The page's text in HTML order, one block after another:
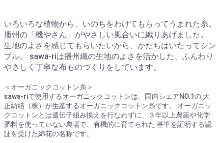
いろいろな植物から、いのちをわけてもらってうまれた糸。
播州の「機やさん」がやさしい風合いに織りあげました。
生地のよさを感じてもらいたいから、かたちはいたってシン
プル。 sawa-riは播州織の生地のよさを活かした、ふんわり
やさしく丁寧な布ものづくりをしています。
＜オーガニックコットン糸＞
sawa-riで使用するオーガニックコットンは、国内シェアNO.1の 大
正紡績（株）が生産するオーガニックコットン糸です。 オーガニッ
クコットンとは遺伝子組み換えを行なわずに、３年以上農薬や化学
肥料を使っていない農場で、有機的に育てられた 基準を証明する認
証を受けた綿花の名称です。